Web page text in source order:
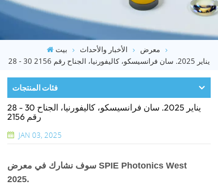
بيت الأخبار والأحداث
معرض
28 - 30 يناير 2025. سان فرانسيسكو، كاليفورنيا، الجناح رقم 2156
فئات المنتجات
28 - 30 يناير 2025. سان فرانسيسكو، كاليفورنيا، الجناح
رقم 2156
JAN 03, 2025
سوف نشارك في معرض SPIE Photonics West
2025.